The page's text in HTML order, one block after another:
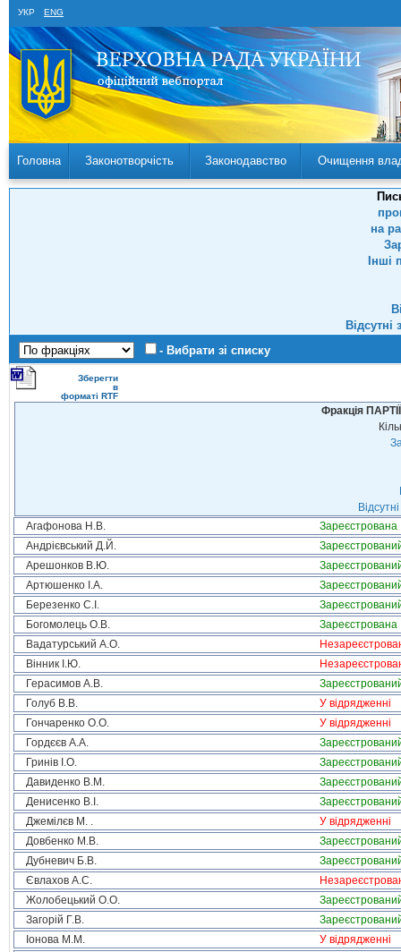
УКР ENG
Головна Законотворчість Законодавство Очищення
на
Інші
- Вибрати зі списку
Зберегти
в
форматі RTF
Фракція
Агафонова Н.В.
Зареєстрована
Андрієвський Д.Й.
Арешонков В.Ю.
Артюшенко І.А.
Березенко С.І.
Богомолець О.В.
Зареєстрована
Вадатурський А.О.
Вінник І.Ю.
Герасимов А.В.
Голуб В.В.
У відрядженні
Гончаренко О.О.
У відрядженні
Гордєєв А.А.
Гринів І.О.
Давиденко В.М.
Денисенко В.І.
Джемілєв М. .
У відрядженні
Довбенко М.В.
Дубневич Б.В.
Євлахов А.С.
Жолобецький О.О.
Загорій Г.В.
Іонова М.М.
У відрядженні